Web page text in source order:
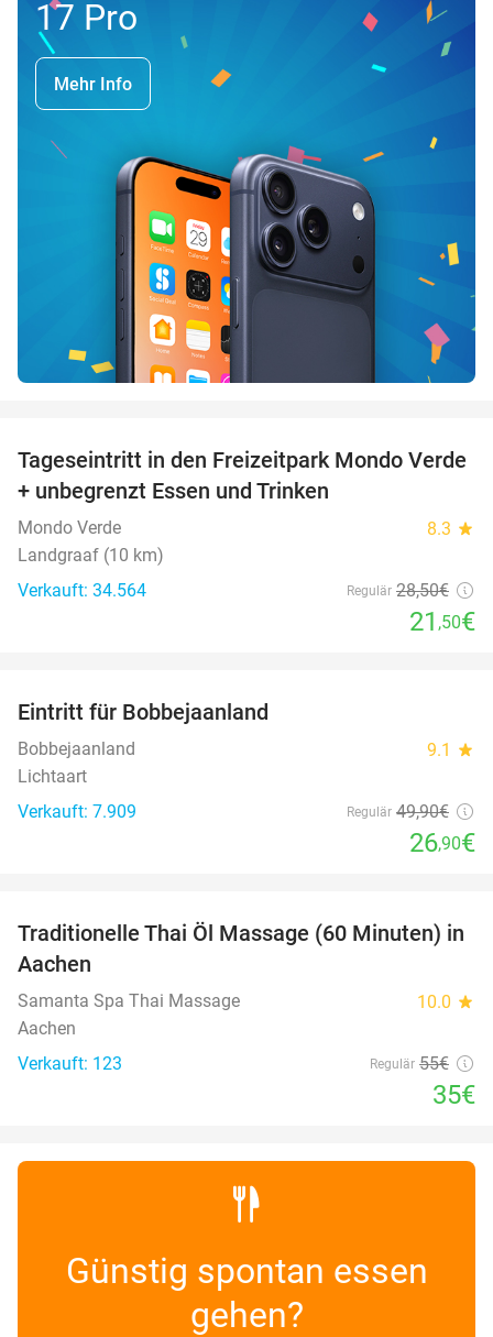
17 Pro
Mehr Info
25%
Tageseintritt in den Freizeitpark Mondo Verde
+ unbegrenzt Essen und Trinken
Mondo Verde 8.3 star
Landgraaf (10 km)
Verkauft: 34.564
Regulär 28,50€
21 ,50€
Eintritt für Bobbejaanland
Bobbejaanland 9.1 star
Lichtaart
Verkauft: 7.909
Regulär 49,90€
26,90€
36%
Traditionelle Thai Öl Massage (60 Minuten) in
Aachen
Samanta Spa Thai Massage 10.0 star
Aachen
Verkauft: 123
Regulär 55€
35€
Günstig spontan essen
gehen?